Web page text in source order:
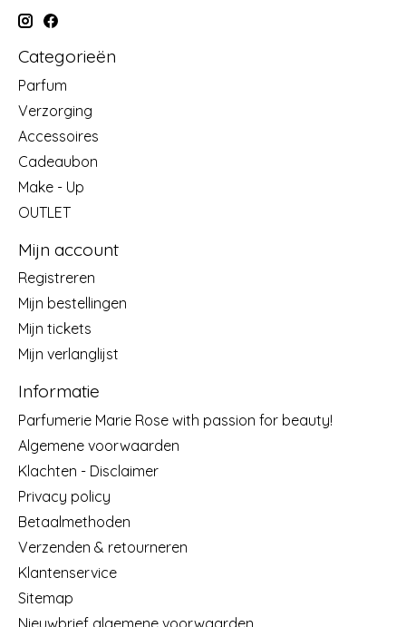
Categorieën
Parfum
Verzorging
Accessoires
Cadeaubon
Make - Up
OUTLET
Mijn account
Registreren
Mijn bestellingen
Mijn tickets
Mijn verlanglijst
Informatie
Parfumerie Marie Rose with passion for beauty!
Algemene voorwaarden
Klachten - Disclaimer
Privacy policy
Betaalmethoden
Verzenden & retourneren
Klantenservice
Sitemap
Nieuwbrief algemene voorwaarden